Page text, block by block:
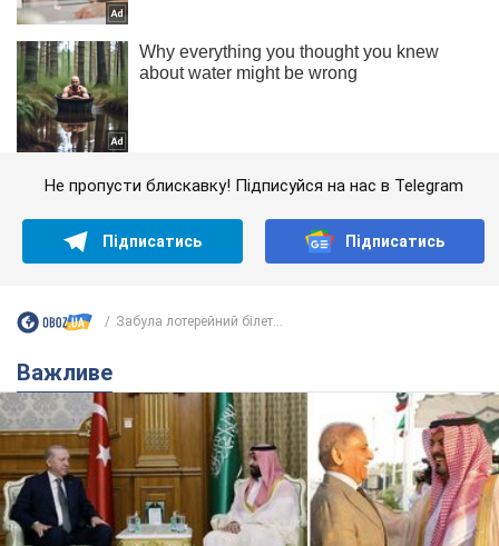
Не пропусти блискавку! Підписуйся на нас в Telegram
Підписатись Підписатись
Забула лотерейний білет...
Важливе